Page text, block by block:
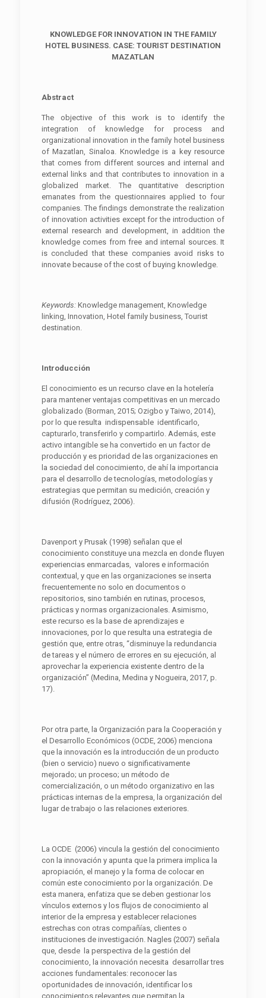
KNOWLEDGE FOR INNOVATION IN THE FAMILY
HOTEL BUSINESS. CASE: TOURIST DESTINATION
MAZATLAN
Abstract
The objective of this work is to identify the
integration of knowledge for process and
organizational innovation in the family hotel business
of Mazatlan, Sinaloa. Knowledge is a key resource
that comes from different sources and internal and
external links and that contributes to innovation in a
globalized market. The quantitative description
emanates from the questionnaires applied to four
companies. The findings demonstrate the realization
of innovation activities except for the introduction of
external research and development, in addition the
knowledge comes from free and internal sources. It
is concluded that these companies avoid risks to
innovate because of the cost of buying knowledge.
Keywords: Knowledge management, Knowledge
linking, Innovation, Hotel family business, Tourist
destination.
Introducción
El conocimiento es un recurso clave en la hotelería
para mantener ventajas competitivas en un mercado
globalizado (Borman, 2015; Ozigbo y Taiwo, 2014),
por lo que resulta indispensable identificarlo,
capturarlo, transferirlo y compartirlo. Además, este
activo intangible se ha convertido en un factor de
producción y es prioridad de las organizaciones en
la sociedad del conocimiento, de ahí la importancia
para el desarrollo de tecnologías, metodologías y
estrategias que permitan su medición, creación y
difusión (Rodríguez, 2006).
Davenport y Prusak (1998) señalan que el
conocimiento constituye una mezcla en donde fluyen
experiencias enmarcadas, valores e información
contextual, y que en las organizaciones se inserta
frecuentemente no solo en documentos o
repositorios, sino también en rutinas, procesos,
prácticas y normas organizacionales. Asimismo,
este recurso es la base de aprendizajes e
innovaciones, por lo que resulta una estrategia de
gestión que, entre otras, “disminuye la redundancia
de tareas y el número de errores en su ejecución, al
aprovechar la experiencia existente dentro de la
organización” (Medina, Medina y Nogueira, 2017, p.
17).
Por otra parte, la Organización para la Cooperación y
el Desarrollo Económicos (OCDE, 2006) menciona
que la innovación es la introducción de un producto
(bien o servicio) nuevo o significativamente
mejorado; un proceso; un método de
comercialización, o un método organizativo en las
prácticas internas de la empresa, la organización del
lugar de trabajo o las relaciones exteriores.
La OCDE (2006) vincula la gestión del conocimiento
con la innovación y apunta que la primera implica la
apropiación, el manejo y la forma de colocar en
común este conocimiento por la organización. De
esta manera, enfatiza que se deben gestionar los
vínculos externos y los flujos de conocimiento al
interior de la empresa y establecer relaciones
estrechas con otras compañías, clientes o
instituciones de investigación. Nagles (2007) señala
que, desde la perspectiva de la gestión del
conocimiento, la innovación necesita desarrollar tres
acciones fundamentales: reconocer las
oportunidades de innovación, identificar los
conocimientos relevantes que permitan la